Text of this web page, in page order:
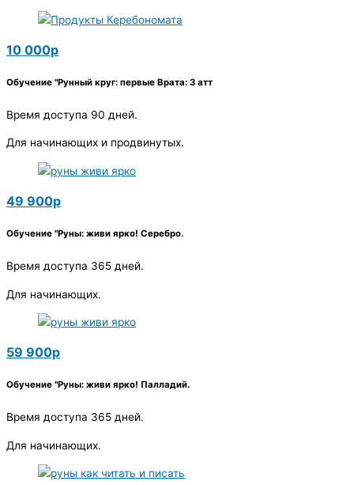
10 000р
Обучение "Рунный круг: первые Врата: 3 атт
Время доступа 90 дней.
Для начинающих и продвинутых.
49 900р
Обучение "Руны: живи ярко! Серебро.
Время доступа 365 дней.
Для начинающих.
59 900р
Обучение "Руны: живи ярко! Палладий.
Время доступа 365 дней.
Для начинающих.